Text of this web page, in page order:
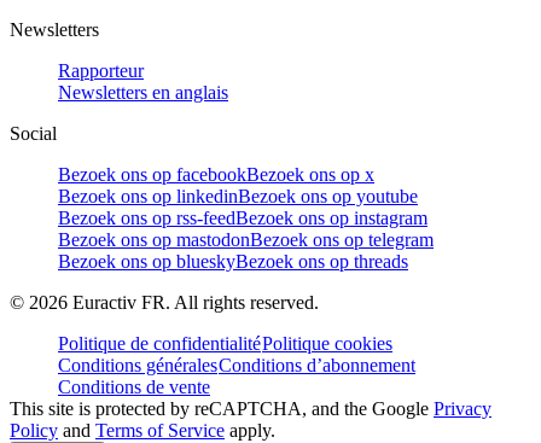
Newsletters
Rapporteur
Newsletters en anglais
Social
Bezoek ons op facebookBezoek ons op x
Bezoek ons op linkedinBezoek ons op youtube
Bezoek ons op rss-feedBezoek ons op instagram
Bezoek ons op mastodonBezoek ons op telegram
Bezoek ons op blueskyBezoek ons op threads
© 2026 Euractiv FR. All rights reserved.
Politique de confidentialitéPolitique cookies
Conditions généralesConditions d’abonnement
Conditions de vente
This site is protected by reCAPTCHA, and the Google Privacy
Policy and Terms of Service apply.